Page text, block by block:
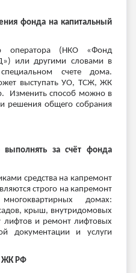
фонда на капитальный
оператора (НКО «Фонд
или другими словами в
счете дома.
выступать УО, ТСЖ, ЖК
Изменить способ можно в
решения общего собрания
за счёт фонда
средства на капремонт
строго на капремонт
домах:
крыш, внутридомовых
лифтов и ремонт лифтовых
документации и услуги
ЖК РФ